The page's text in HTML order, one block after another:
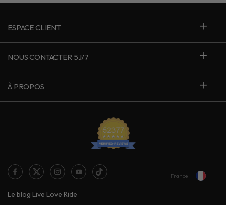
ESPACE CLIENT
NOUS CONTACTER 5J/7
À PROPOS
Le blog Live Love Ride
France